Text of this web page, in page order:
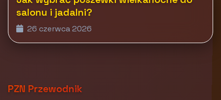
salonu i jadalni?
26 czerwca 2026
PZN Przewodnik